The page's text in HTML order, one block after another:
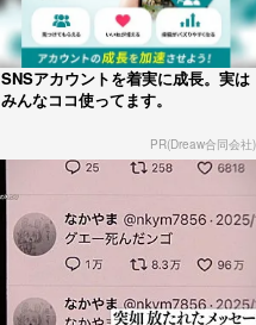
SNSアカウントを着実に成長。実は
みんなココ使ってます。
PR(Dreaw合同会社)